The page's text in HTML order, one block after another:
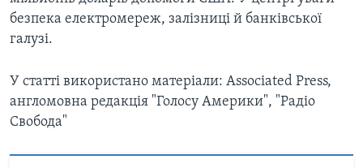
безпека електромереж, залізниці й банківської
галузі.
У статті використано матеріали: Associated Press,
англомовна редакція "Голосу Америки", "Радіо
Свобода"